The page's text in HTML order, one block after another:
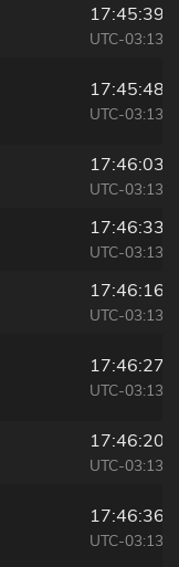
17:45:39
UTC-03:13
17:45:48
UTC-03:13
17:46:03
UTC-03:13
17:46:33
UTC-03:13
17:46:16
UTC-03:13
17:46:27
UTC-03:13
17:46:20
UTC-03:13
17:46:36
UTC-03:13